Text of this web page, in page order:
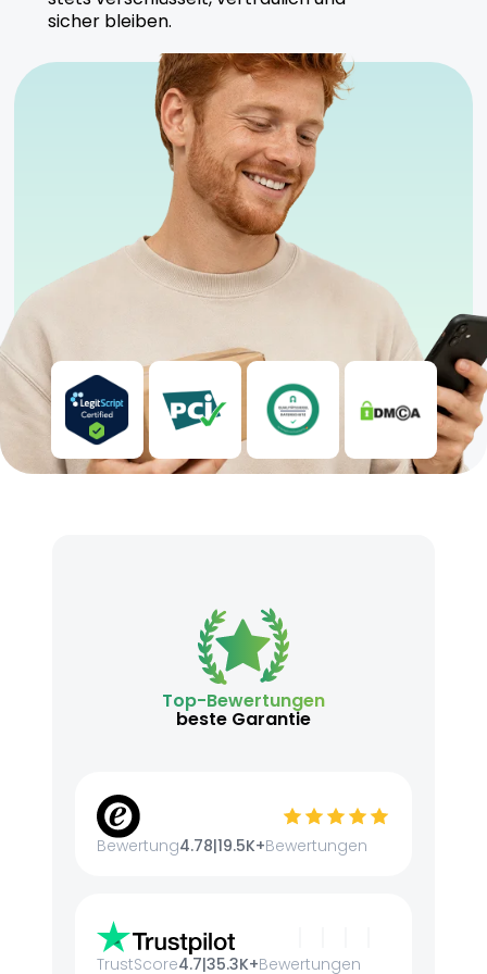
Anbaumethoden. Alle Produkte werden unter
strengen Kontrollen hergestellt.
Sicherheitshinweise
Kühl und trocken lagern, fern von direktem
Sonnenlicht.
Anwendung unter ärztlicher Aufsicht
empfohlen.
Geeignet für sowohl erfahrene als auch neue
sicher bleiben.
Top-Bewertungen
beste Garantie
Bewertung4.78|19.5K+Bewertungen
TrustScore4.7|35.3K+Bewertungen